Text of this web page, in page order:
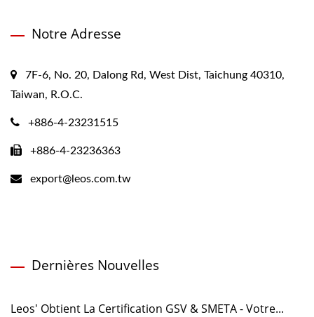
Notre Adresse
7F-6, No. 20, Dalong Rd, West Dist, Taichung 40310,
Taiwan, R.O.C.
+886-4-23231515
+886-4-23236363
export@leos.com.tw
Dernières Nouvelles
Leos' Obtient La Certification GSV & SMETA - Votre...